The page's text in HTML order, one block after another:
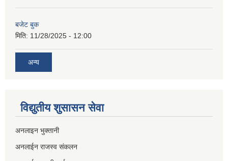
बजेट बुक
मिति: 11/28/2025 - 12:00
अन्य
विद्युतीय शुसासन सेवा
अनलाइन भुक्तानी
अनलाईन राजस्व संकलन